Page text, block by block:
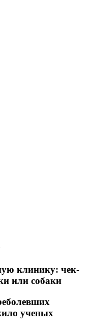
клинику: чек-
или собаки
ученых